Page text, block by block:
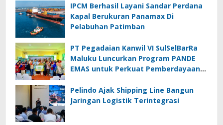
IPCM Berhasil Layani Sandar Perdana
Kapal Berukuran Panamax Di
Pelabuhan Patimban
PT Pegadaian Kanwil VI SulSelBarRa
Maluku Luncurkan Program PANDE
EMAS untuk Perkuat Pemberdayaan
Pelindo Ajak Shipping Line Bangun
Jaringan Logistik Terintegrasi